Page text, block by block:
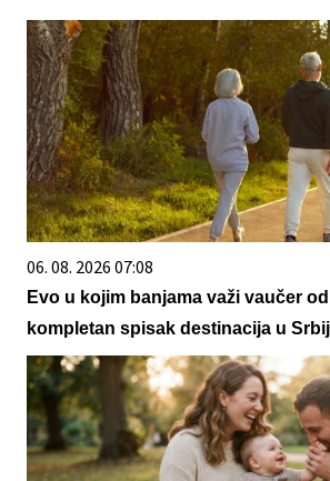
06. 08. 2026 07:08
Evo u kojim banjama važi vaučer
kompletan spisak destinacija u